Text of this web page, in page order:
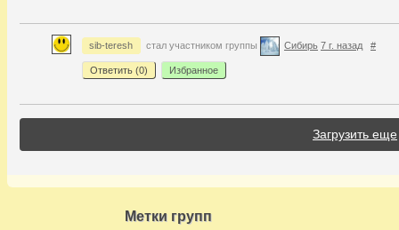
sib-teresh стал участником группы Сибирь 7 г. назад #
Ответить (0) Избранное
Загрузить еще
Метки групп